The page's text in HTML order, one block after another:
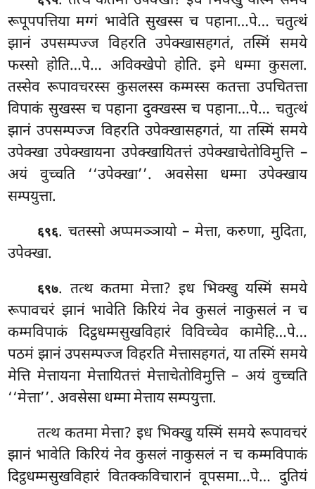
रूपूपपत्तिया मग्गं भावेति सुखस्स च पहाना…पे… चतुत्थं
झानं उपसम्पज्ज विहरति उपेक्खासहगतं, तस्मिं समये
फस्सो होति…पे… अविक्खेपो होति. इमे धम्मा कुसला.
तस्सेव रूपावचरस्स कुसलस्स कम्मस्स कतत्ता उपचितत्ता
विपाकं सुखस्स च पहाना दुक्खस्स च पहाना…पे… चतुत्थं
झानं उपसम्पज्ज विहरति उपेक्खासहगतं, या तस्मिं समये
उपेक्खा उपेक्खायना उपेक्खायितत्तं उपेक्खाचेतोविमुत्ति –
अयं वुच्चति ‘‘उपेक्खा’’. अवसेसा धम्मा उपेक्खाय
सम्पयुत्ता.
६९६. चतस्सो अप्पमञ्ञायो – मेत्ता, करुणा, मुदिता,
उपेक्खा.
६९७. तत्थकतमा मेत्ता? इध भिक्खु यस्मिं समये
रूपावचरं झानं भावेति किरियं नेव कुसलं नाकुसलं न च
कम्मविपाकं दिट्ठधम्मसुखविहारं विविच्चेव कामेहि…पे…
पठमं झानं उपसम्पज्ज विहरति मेत्तासहगतं, यातस्मिं समये
मेत्ति मेत्तायना मेत्तायितत्तं मेत्ताचेतोविमुत्ति – अयं वुच्चति
‘‘मेत्ता’’. अवसेसा धम्मा मेत्ताय सम्पयुत्ता.
तत्थ कतमा मेत्ता? इध भिक्खु यस्मिं समये रूपावचरं
झानं भावेति किरियं नेव कुसलं नाकुसलं न च कम्मविपाकं
दिट्ठधम्मसुखविहारं वितक्कविचारानं वूपसमा…पे… दुतियं